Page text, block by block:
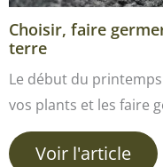
Choisir, faire
terre
Le début du
vos plants et les faire
Voir l'article